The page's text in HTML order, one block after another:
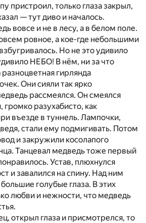
пристроил, только глаза закрыл,
— тут диво и началось.
вовсе и не в лесу, а в белом поле.
ровное, а кое-где небольшими
Но не это удивило
НЕБО! В нём, ни за что
гирлянда
Они сияли так ярко
рассмеялся. Он смеялся
разухабисто, как
въезде в туннель. Лампочки,
стали ему подмигивать. Потом
и закружили косолапого
Танцевал медведь тоже первый
Устав, плюхнулся
и завалился на спину. Над ним
голубые глаза. В этих
любви и нежности, что медведь
открыл глаза и присмотрелся, то